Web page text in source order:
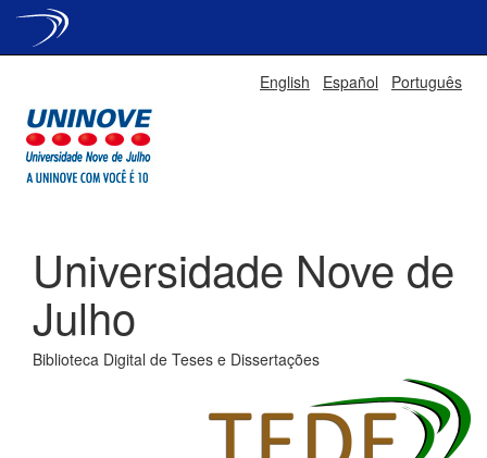
English Español Português
Universidade Nove de
Julho
Biblioteca Digital de Teses e Dissertações